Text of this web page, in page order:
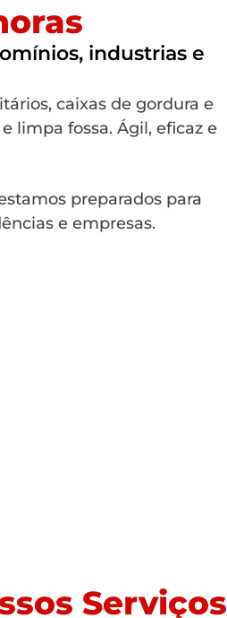
industrias e
caixas de gordura e
limpa fossa. Ágil, eficaz e
preparados para
e empresas.
Serviços